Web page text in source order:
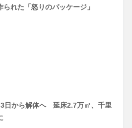
れた「怒りのパッケージ」
3日から解体へ 延床2.7万㎡、千里